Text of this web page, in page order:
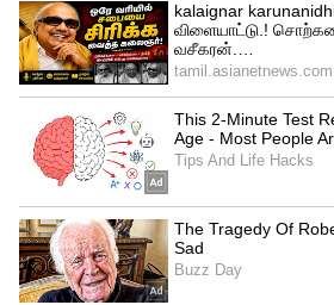
லிட்டர் மைல்ட்-ஹைப்ரிட்
எஞ்சின், அதே இன்ஜினின்
வழித்தோன்றல் அல்லது 1.5
பெட்ரோல் எஞ்சினுடன்
வலுவான ஹைப்ரிட்
ஆகியவற்றைக்
மின்சார மோட்டார்.
பவர்டிரெய்ன் 91 பிஎச்பி